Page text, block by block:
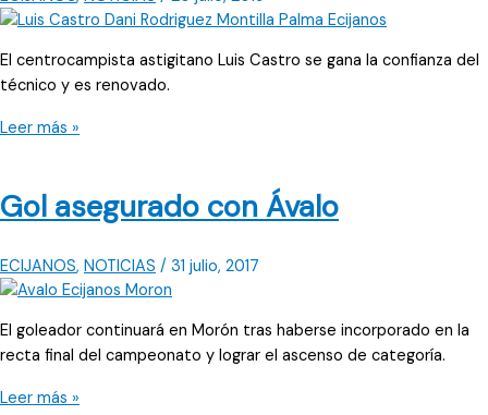
entrenador
nuevo,
victoria
segura»
El centrocampista astigitano Luis Castro se gana la confianza del
técnico y es renovado.
Castro
Montilla
Leer más »
Gol asegurado con Ávalo
ECIJANOS, NOTICIAS / 31 julio, 2017
El goleador continuará en Morón tras haberse incorporado en la
recta final del campeonato y lograr el ascenso de categoría.
Gol
Leer más »